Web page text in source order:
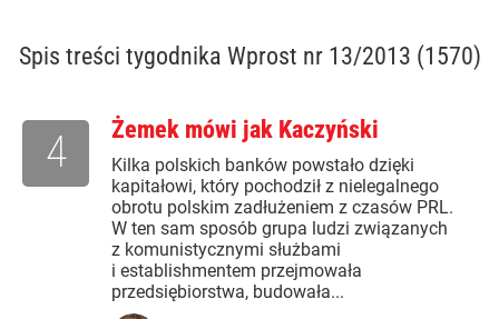
Spis treści tygodnika Wprost nr 13/2013 (1570)
Żemek mówi jak Kaczyński
Kilka polskich banków powstało dzięki
kapitałowi, który pochodził z nielegalnego
obrotu polskim zadłużeniem z czasów PRL.
W ten sam sposób grupa ludzi związanych
z komunistycznymi służbami
i establishmentem przejmowała
przedsiębiorstwa, budowała...
4